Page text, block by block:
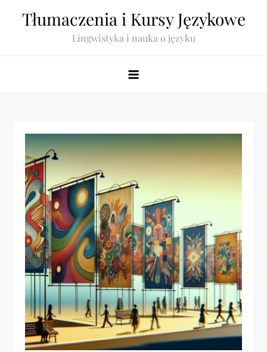
Tłumaczenia i Kursy Językowe
Lingwistyka i nauka o języku